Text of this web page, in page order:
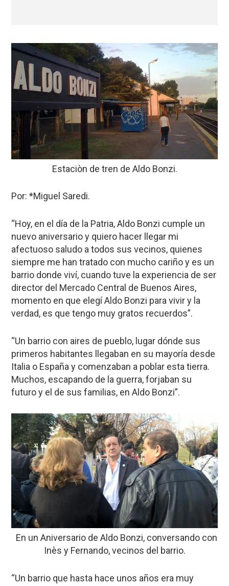
Estaciòn de tren de Aldo Bonzi.
Por: *Miguel Saredi.
“Hoy, en el día de la Patria, Aldo Bonzi cumple un
nuevo aniversario y quiero hacer llegar mi
afectuoso saludo a todos sus vecinos, quienes
siempre me han tratado con mucho cariño y es un
barrio donde viví, cuando tuve la experiencia de ser
director del Mercado Central de Buenos Aires,
momento en que elegí Aldo Bonzi para vivir y la
verdad, es que tengo muy gratos recuerdos”.
“Un barrio con aires de pueblo, lugar dónde sus
primeros habitantes llegaban en su mayoría desde
Italia o España y comenzaban a poblar esta tierra.
Muchos, escapando de la guerra, forjaban su
futuro y el de sus familias, en Aldo Bonzi”.
En un Aniversario de Aldo Bonzi, conversando con
Inès y Fernando, vecinos del barrio.
“Un barrio que hasta hace unos años era muy